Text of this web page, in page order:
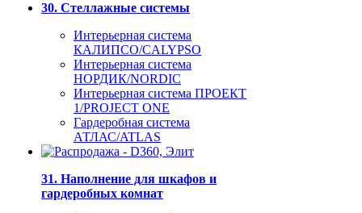
30. Стеллажные системы
Интерьерная система
КАЛИПСО/CALYPSO
Интерьерная система
НОРДИК/NORDIC
Интерьерная система ПРОЕКТ
1/PROJECT ONE
Гардеробная система
АТЛАС/ATLAS
31. Наполнение для шкафов и
гардеробных комнат